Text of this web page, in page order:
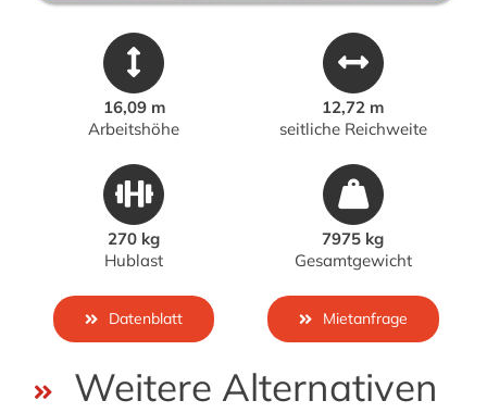
16,09 m
Arbeitshöhe
270 kg
Hublast
Datenblatt
12,72 m
seitliche Reichweite
7975 kg
Gesamtgewicht
Mietanfrage
Weitere Alternativen